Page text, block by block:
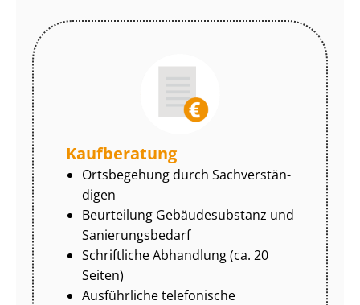
Kaufberatung
Ortsbegehung durch Sach­ver­stän­
di­gen
Beurteilung Gebäudesubstanz und
Sa­nie­rungs­be­darf
Schriftliche Abhandlung (ca. 20
Seiten)
Ausführliche telefonische